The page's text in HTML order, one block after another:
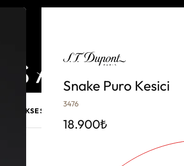
PURO AKSESUARLARI
Snake Puro Kesici
3476
18.900₺